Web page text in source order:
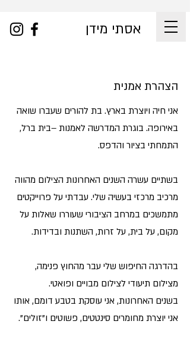
אסתי מידן
הצהרת אמנית
אני חיה ויוצרת בארץ. בת להורים שעברו שואה
באירופה. בוגרת המדרשה לאמנות –בית ברל,
התמחתי בציור והדפס.
בשתיים עשרה השנים האחרונות הצילום מהווה
מרכיב מרכזי בעשיה שלי. עבדתי על פרוייקטים
מתמשכים במרחב הציבורי שעוררו שאלות על
מקום, על בית, על זרות, השתנות ובדידות.
בהדרגה החיפוש שלי עבר מהחוץ פנימה,
מצילום תיעודי לצילום מבויים ופואטי.
בשנים האחרונות, אני עוסקת בטבע דומם, אותו
אני יוצרת מחומרים סינטטים, פשוטים ו"זולים".